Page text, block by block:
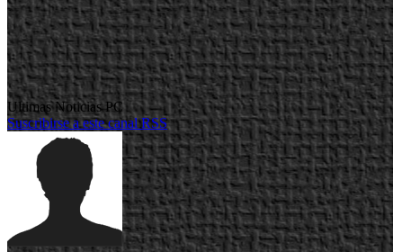
Ultimas Noticias PC
Suscribirse a este canal RSS